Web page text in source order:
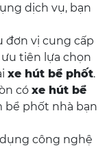
dịch vụ, bạn
đơn vị cung cấp
tiên lựa chọn
xe hút bể phốt.
có xe hút bể
bể phốt nhà bạn
công nghệ